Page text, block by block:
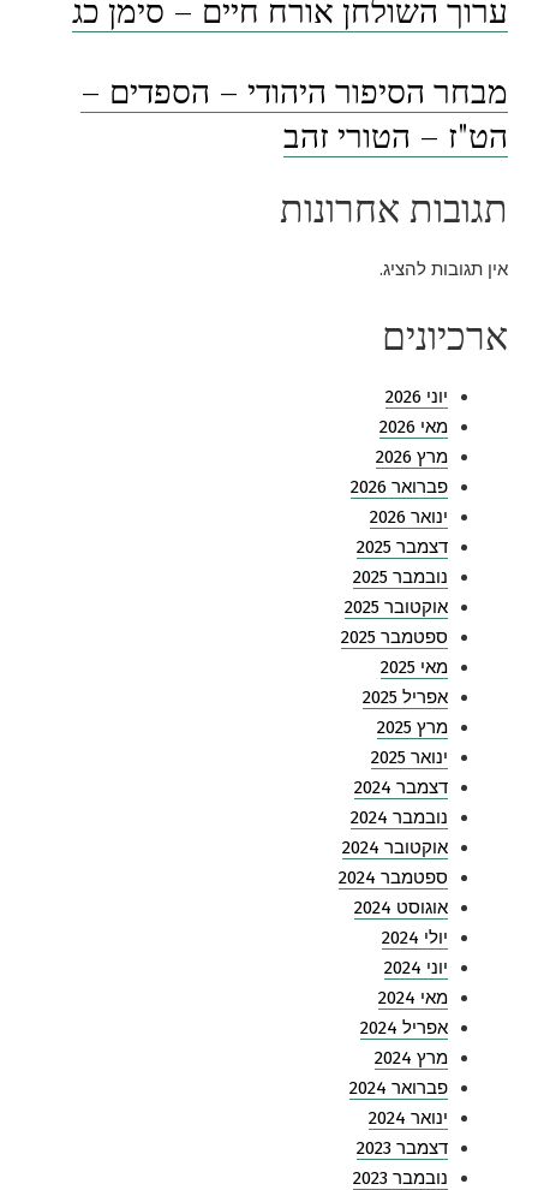
מבחר הסיפור היהודי – הספדים –
הט"ז – הטורי זהב
תגובות אחרונות
אין תגובות להציג.
ארכיונים
יוני 2026
מאי 2026
מרץ 2026
פברואר 2026
ינואר 2026
דצמבר 2025
נובמבר 2025
אוקטובר 2025
ספטמבר 2025
מאי 2025
אפריל 2025
מרץ 2025
ינואר 2025
דצמבר 2024
נובמבר 2024
אוקטובר 2024
ספטמבר 2024
אוגוסט 2024
יולי 2024
יוני 2024
מאי 2024
אפריל 2024
מרץ 2024
פברואר 2024
ינואר 2024
דצמבר 2023
נובמבר 2023